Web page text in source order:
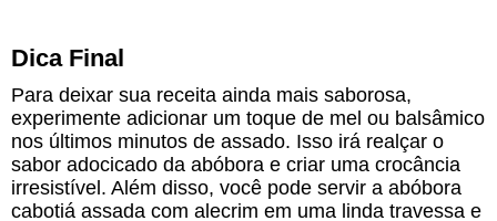
Dica Final
Para deixar sua receita ainda mais saborosa,
experimente adicionar um toque de mel ou balsâmico
nos últimos minutos de assado. Isso irá realçar o
sabor adocicado da abóbora e criar uma crocância
irresistível. Além disso, você pode servir a abóbora
cabotiá assada com alecrim em uma linda travessa e